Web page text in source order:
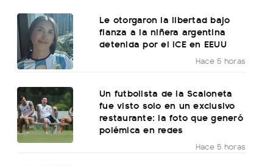
Le otorgaron la libertad bajo
fianza a la niñera argentina
detenida por el ICE en EEUU
Hace 5 horas
Un futbolista de la Scaloneta
fue visto solo en un exclusivo
restaurante: la foto que generó
polémica en redes
Hace 5 horas